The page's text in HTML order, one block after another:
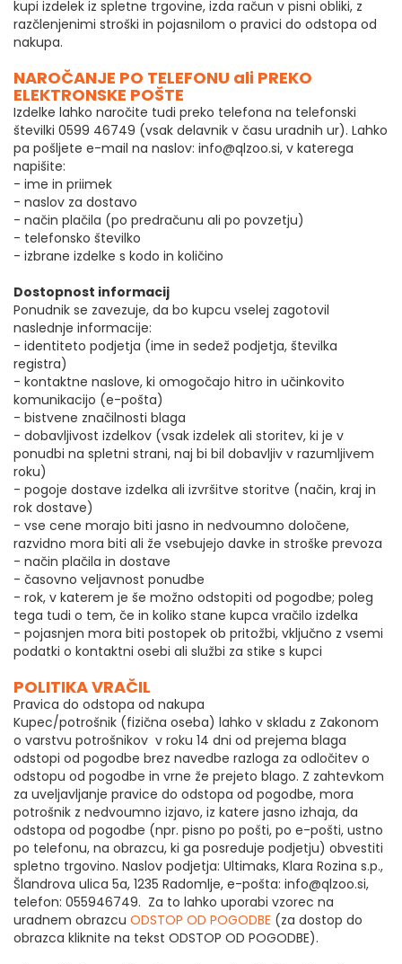
kupi izdelek iz spletne trgovine, izda račun v pisni obliki, z
razčlenjenimi stroški in pojasnilom o pravici do odstopa od
nakupa.
NAROČANJE PO TELEFONU ali PREKO
ELEKTRONSKE POŠTE
Izdelke lahko naročite tudi preko telefona na telefonski
številki 0599 46749 (vsak delavnik v času uradnih ur). Lahko
pa pošljete e-mail na naslov: info@qlzoo.si, v katerega
napišite:
- ime in priimek
- naslov za dostavo
- način plačila (po predračunu ali po povzetju)
- telefonsko številko
- izbrane izdelke s kodo in količino
Dostopnost informacij
Ponudnik se zavezuje, da bo kupcu vselej zagotovil
naslednje informacije:
- identiteto podjetja (ime in sedež podjetja, številka
registra)
- kontaktne naslove, ki omogočajo hitro in učinkovito
komunikacijo (e-pošta)
- bistvene značilnosti blaga
- dobavljivost izdelkov (vsak izdelek ali storitev, ki je v
ponudbi na spletni strani, naj bi bil dobavljiv v razumljivem
roku)
- pogoje dostave izdelka ali izvršitve storitve (način, kraj in
rok dostave)
- vse cene morajo biti jasno in nedvoumno določene,
razvidno mora biti ali že vsebujejo davke in stroške prevoza
- način plačila in dostave
- časovno veljavnost ponudbe
- rok, v katerem je še možno odstopiti od pogodbe; poleg
tega tudi o tem, če in koliko stane kupca vračilo izdelka
- pojasnjen mora biti postopek ob pritožbi, vključno z vsemi
podatki o kontaktni osebi ali službi za stike s kupci
POLITIKA VRAČIL
Pravica do odstopa od nakupa
Kupec/potrošnik (fizična oseba) lahko v skladu z Zakonom
o varstvu potrošnikov v roku 14 dni od prejema blaga
odstopi od pogodbe brez navedbe razloga za odločitev o
odstopu od pogodbe in vrne že prejeto blago. Z zahtevkom
za uveljavljanje pravice do odstopa od pogodbe, mora
potrošnik z nedvoumno izjavo, iz katere jasno izhaja, da
odstopa od pogodbe (npr. pisno po pošti, po e-pošti, ustno
po telefonu, na obrazcu, ki ga posreduje podjetju) obvestiti
spletno trgovino. Naslov podjetja: Ultimaks, Klara Rozina s.p.,
Šlandrova ulica 5a, 1235 Radomlje, e-pošta: info@qlzoo.si,
telefon: 055946749. Za to lahko uporabi vzorec na
uradnem obrazcu ODSTOP OD POGODBE (za dostop do
obrazca kliknite na tekst ODSTOP OD POGODBE).